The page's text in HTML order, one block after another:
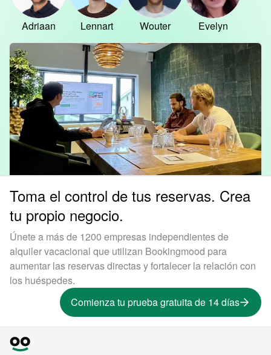
Adriaan Lennart Wouter Evelyn
Toma el control de tus reservas. Crea
tu propio negocio.
Únete a más de 1200 empresas independientes de
alquiler vacacional que utilizan Bookingmood para
aumentar las reservas directas y fortalecer la relación con
los huéspedes.
Comienza tu prueba gratuita de 14 días